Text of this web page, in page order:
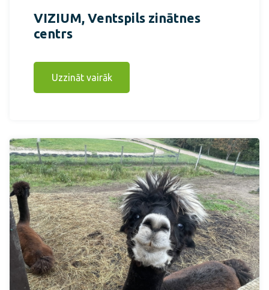
VIZIUM, Ventspils zinātnes
centrs
Uzzināt vairāk